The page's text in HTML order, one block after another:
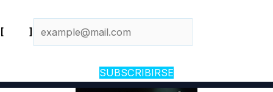
[ ]
SUBSCRIBIRSE